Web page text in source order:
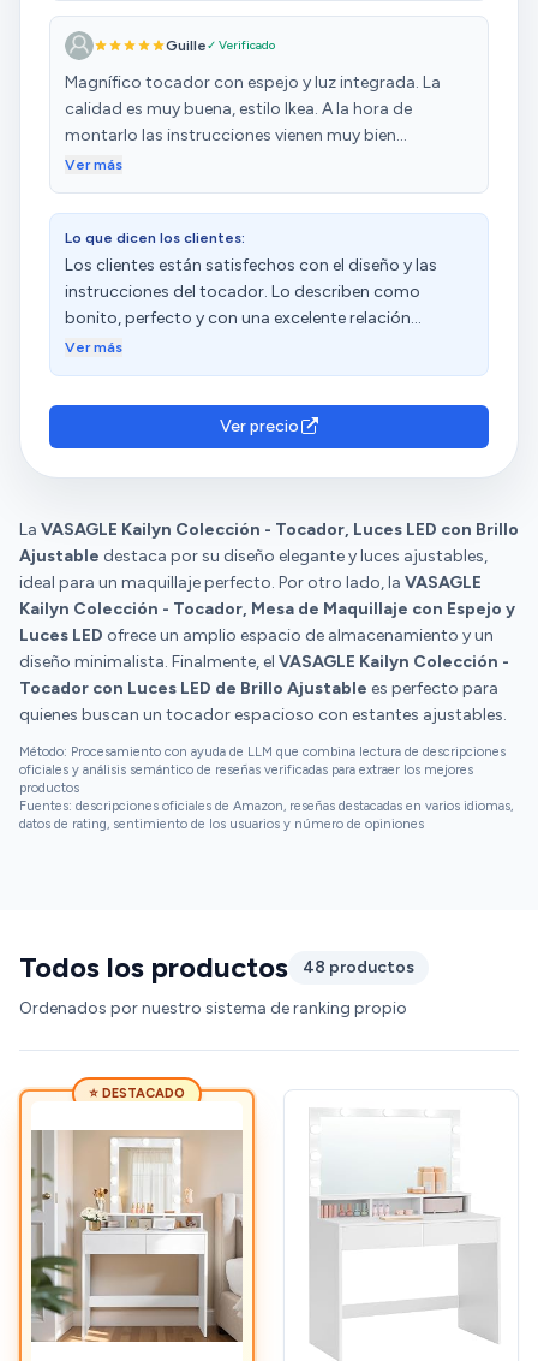
montarlo ya que trae muchas piezas y tornillos y lo
hice con destornillador manual, pero a pesar de eso,
fué muy fácil montarlo. La única pega que le pongo
es que una de las tablillas de un cajón vino sin
agujeros, pero los pude hacer fácilmente con
Guille✓ Verificado
Magnífico tocador con espejo y luz integrada. La
calidad es muy buena, estilo Ikea. A la hora de
montarlo las instrucciones vienen muy bien
explicadas, aunque no seas manitas ni estés
día entero y en algunos momentos creo que se
necesitan dos personas. Lo recomiendo, llegó un día
antes de lo que ponía.
Ver más
Lo que dicen los clientes:
Los clientes están satisfechos con el diseño y las
instrucciones del tocador. Lo describen como
bonito, perfecto y con una excelente relación
calidad-precio. Aprecian su capacidad de
montaje, los accesorios, el tamaño y la robustez.
Ver más
Ver precio
La VASAGLE Kailyn Colección - Tocador, Luces LED con Brillo
Ajustable destaca por su diseño elegante y luces ajustables,
ideal para un maquillaje perfecto. Por otro lado, la VASAGLE
Kailyn Colección - Tocador, Mesa de Maquillaje con Espejo y
Luces LED ofrece un amplio espacio de almacenamiento y un
diseño minimalista. Finalmente, el VASAGLE Kailyn Colección -
Tocador con Luces LED de Brillo Ajustable es perfecto para
quienes buscan un tocador espacioso con estantes ajustables.
Método: Procesamiento con ayuda de LLM que combina lectura de descripciones
oficiales y análisis semántico de reseñas verificadas para extraer los mejores
productos
Fuentes: descripciones oficiales de Amazon, reseñas destacadas en varios idiomas,
datos de rating, sentimiento de los usuarios y número de opiniones
Todos los productos
48 productos
Ordenados por nuestro sistema de ranking propio
⭐ DESTACADO